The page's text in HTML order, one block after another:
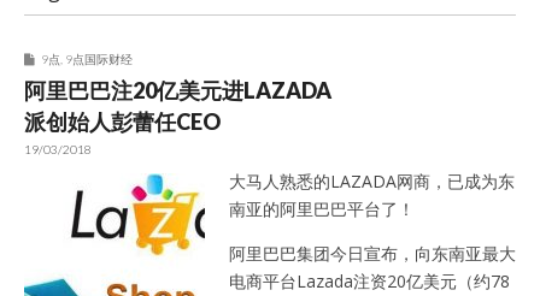
9点 9点国际财经
阿里巴巴注20亿美元进LAZADA
派创始人彭蕾任CEO
19/03/2018
大马人熟悉的LAZADA网商，已成为东
南亚的阿里巴巴平台了！
阿里巴巴集团今日宣布，向东南亚最大
电商平台Lazada注资20亿美元（约78